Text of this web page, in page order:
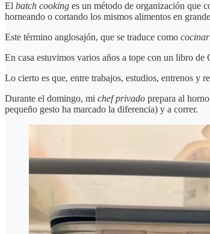
El batch cooking es un método de organización que
horneando o cortando los mismos alimentos en
Este término anglosajón, que se traduce como
En casa estuvimos varios años a tope con un libro de
Lo cierto es que, entre trabajos, estudios, entrenos y
Durante el domingo, mi chef privado prepara al
pequeño gesto ha marcado la diferencia) y a correr.